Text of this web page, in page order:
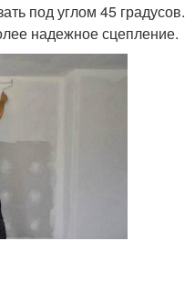
под углом 45 градусов.
надежное сцепление.